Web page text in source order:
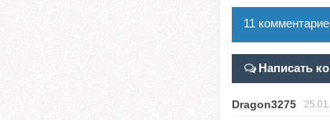
11
Написать
Dragon3275